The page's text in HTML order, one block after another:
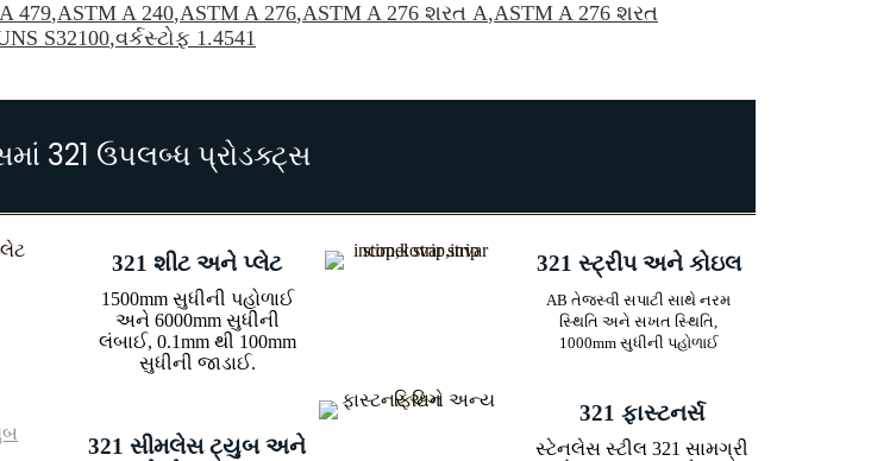
479,ASTM A 240,ASTM A 276,ASTM A 276 શરત A,ASTM A 276 શરત
S32100,વર્કસ્ટોફ 1.4541
321 ઉપલબ્ધ પ્રોડક્ટ્સ
321 શીટ અને પ્લેટ
1500mm સુધીની પહોળાઈ
અને 6000mm સુધીની
લંબાઈ, 0.1mm થી 100mm
સુધીની જાડાઈ.
321 સીમલેસ ટ્યુબ અને
321 સ્ટ્રીપ અને કોઇલ
AB તેજસ્વી સપાટી સાથે નરમ
સ્થિતિ અને સખત સ્થિતિ,
1000mm સુધીની પહોળાઈ
321 ફાસ્ટનર્સ
સ્ટેનલેસ સ્ટીલ 321 સામગ્રી